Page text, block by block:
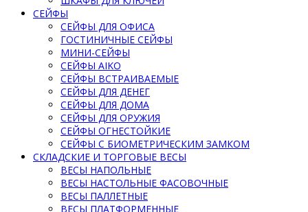
СЕЙФЫ
СЕЙФЫ ДЛЯ ОФИСА
ГОСТИНИЧНЫЕ СЕЙФЫ
МИНИ-СЕЙФЫ
СЕЙФЫ AIKO
СЕЙФЫ ВСТРАИВАЕМЫЕ
СЕЙФЫ ДЛЯ ДЕНЕГ
СЕЙФЫ ДЛЯ ДОМА
СЕЙФЫ ДЛЯ ОРУЖИЯ
СЕЙФЫ ОГНЕСТОЙКИЕ
СЕЙФЫ С БИОМЕТРИЧЕСКИМ ЗАМКОМ
СКЛАДСКИЕ И ТОРГОВЫЕ ВЕСЫ
ВЕСЫ НАПОЛЬНЫЕ
ВЕСЫ НАСТОЛЬНЫЕ ФАСОВОЧНЫЕ
ВЕСЫ ПАЛЛЕТНЫЕ
ВЕСЫ ПЛАТФОРМЕННЫЕ